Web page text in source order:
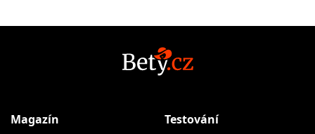
Magazín Testování